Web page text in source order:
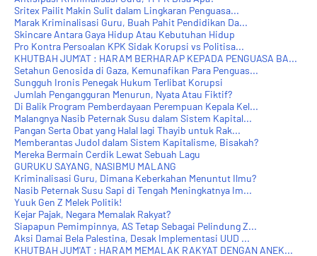
Sritex Pailit Makin Sulit dalam Lingkaran Penguasa...
Marak Kriminalisasi Guru, Buah Pahit Pendidikan Da...
Skincare Antara Gaya Hidup Atau Kebutuhan Hidup
Pro Kontra Persoalan KPK Sidak Korupsi vs Politisa...
KHUTBAH JUM'AT : HARAM BERHARAP KEPADA PENGUASA BA...
Setahun Genosida di Gaza, Kemunafikan Para Penguas...
Sungguh Ironis Penegak Hukum Terlibat Korupsi
Jumlah Pengangguran Menurun, Nyata Atau Fiktif?
Di Balik Program Pemberdayaan Perempuan Kepala Kel...
Malangnya Nasib Peternak Susu dalam Sistem Kapital...
Pangan Serta Obat yang Halal lagi Thayib untuk Rak...
Memberantas Judol dalam Sistem Kapitalisme, Bisakah?
Mereka Bermain Cerdik Lewat Sebuah Lagu
GURUKU SAYANG, NASIBMU MALANG
Kriminalisasi Guru, Dimana Keberkahan Menuntut Ilmu?
Nasib Peternak Susu Sapi di Tengah Meningkatnya Im...
Yuuk Gen Z Melek Politik!
Kejar Pajak, Negara Memalak Rakyat?
Siapapun Pemimpinnya, AS Tetap Sebagai Pelindung Z...
Aksi Damai Bela Palestina, Desak Implementasi UUD ...
KHUTBAH JUM'AT : HARAM MEMALAK RAKYAT DENGAN ANEK...